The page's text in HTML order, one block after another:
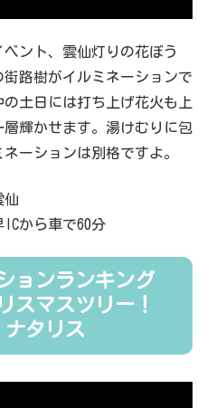
ント、雲仙灯りの花ぼう
路樹がイルミネーションで
土日には打ち上げ花火も上
輝かせます。湯けむりに包
ーションは別格ですよ。
仙
から車で60分
ョンランキング
スマスツリー！
タリス